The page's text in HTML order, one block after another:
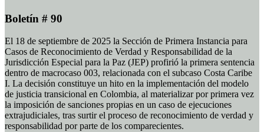
Boletín # 90
El 18 de septiembre de 2025 la Sección de Primera Instancia para
Casos de Reconocimiento de Verdad y Responsabilidad de la
Jurisdicción Especial para la Paz (JEP) profirió la primera sentencia
dentro de macrocaso 003, relacionada con el subcaso Costa Caribe
I. La decisión constituye un hito en la implementación del modelo
de justicia transicional en Colombia, al materializar por primera vez
la imposición de sanciones propias en un caso de ejecuciones
extrajudiciales, tras surtir el proceso de reconocimiento de verdad y
responsabilidad por parte de los comparecientes.